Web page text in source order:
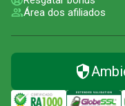
Área dos afiliados